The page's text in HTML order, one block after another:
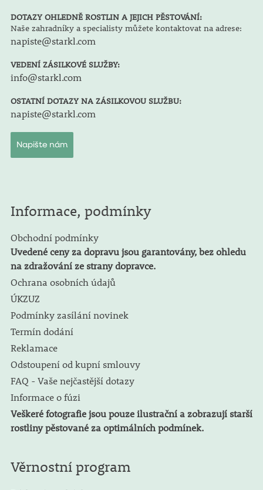
DOTAZY OHLEDNĚ ROSTLIN A JEJICH PĚSTOVÁNÍ:
Naše zahradníky a specialisty můžete kontaktovat na adrese:
napiste@starkl.com
VEDENÍ ZÁSILKOVÉ SLUŽBY:
info@starkl.com
OSTATNÍ DOTAZY NA ZÁSILKOVOU SLUŽBU:
napiste@starkl.com
Napište nám
Informace, podmínky
Obchodní podmínky
Uvedené ceny za dopravu jsou garantovány, bez ohledu
na zdražování ze strany dopravce.
Ochrana osobních údajů
ÚKZUZ
Podmínky zasílání novinek
Termín dodání
Reklamace
Odstoupení od kupní smlouvy
FAQ - Vaše nejčastější dotazy
Informace o fúzi
Veškeré fotografie jsou pouze ilustrační a zobrazují starší
rostliny pěstované za optimálních podmínek.
Věrnostní program